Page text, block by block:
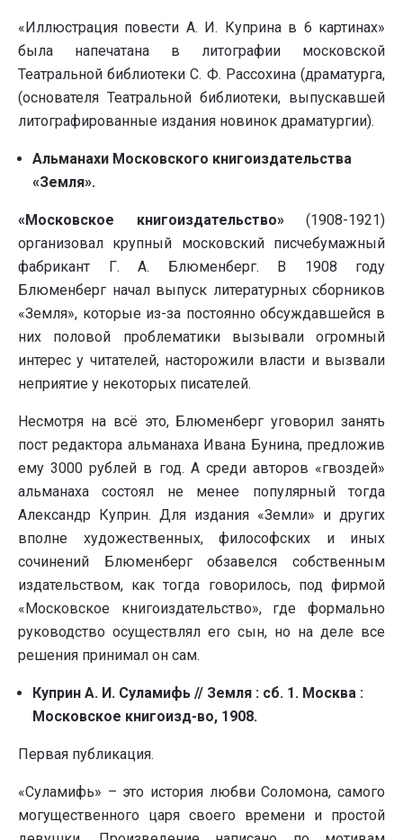
«Иллюстрация повести А. И. Куприна в 6 картинах»
была напечатана в литографии московской
Театральной библиотеки С. Ф. Рассохина (драматурга,
(основателя Театральной библиотеки, выпускавшей
литографированные издания новинок драматургии).
Альманахи Московского книгоиздательства
«Земля».
«Московское книгоиздательство»(1908-1921)
организовал крупный московский писчебумажный
фабрикант Г. А. Блюменберг. В 1908 году
Блюменберг начал выпуск литературных сборников
«Земля», которые из-за постоянно обсуждавшейся в
них половой проблематики вызывали огромный
интерес у читателей, насторожили власти и вызвали
неприятие у некоторых писателей.
Несмотря на всё это, Блюменберг уговорил занять
пост редактора альманаха Ивана Бунина, предложив
ему 3000 рублей в год. А среди авторов «гвоздей»
альманаха состоял не менее популярный тогда
Александр Куприн. Для издания «Земли» и других
вполне художественных, философских и иных
сочинений Блюменберг обзавелся собственным
издательством, как тогда говорилось, под фирмой
«Московское книгоиздательство», где формально
руководство осуществлял его сын, но на деле все
решения принимал он сам.
Куприн А. И. Суламифь // Земля : сб. 1. Москва :
Московское книгоизд-во, 1908.
Первая публикация.
«Суламифь» – это история любви Соломона, самого
могущественного царя своего времени и простой